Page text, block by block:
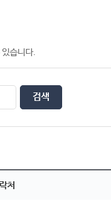
습니다.
검색
처